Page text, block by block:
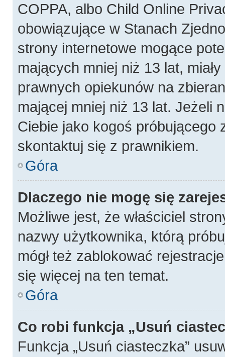
COPPA, albo Child Online
obowiązujące w Stanach
strony internetowe mogące
mających mniej niż 13 lat,
prawnych opiekunów na
mającej mniej niż 13 lat. Jeżeli
Ciebie jako kogoś próbującego
skontaktuj się z prawnikiem.
Góra
Dlaczego nie mogę się
Możliwe jest, że właściciel
nazwy użytkownika, którą
mógł też zablokować
się więcej na ten temat.
Góra
Co robi funkcja „Usuń
Funkcja „Usuń ciasteczka”